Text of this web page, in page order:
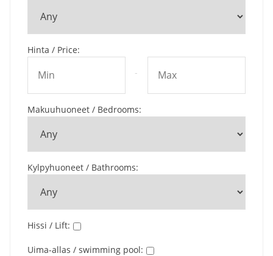
Hinta / Price:
-
Makuuhuoneet / Bedrooms:
Kylpyhuoneet / Bathrooms:
Hissi / Lift:
Uima-allas / swimming pool: